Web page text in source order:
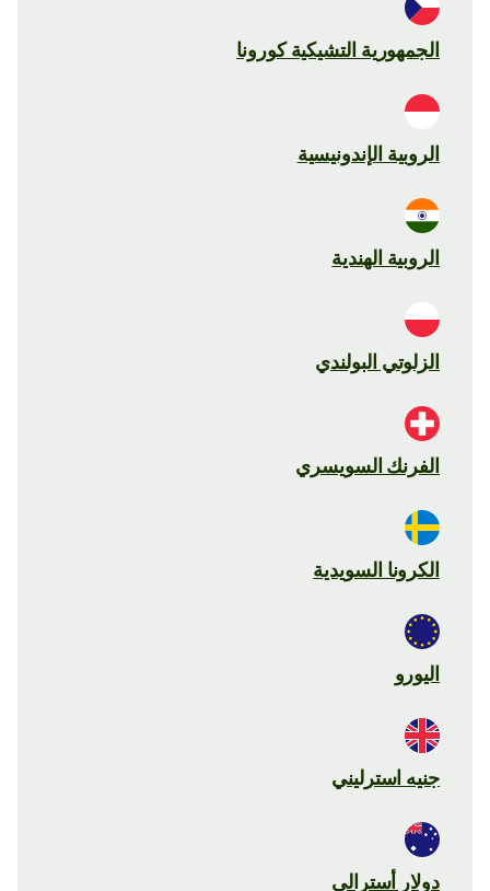
الجمهورية التشيكية كورونا
الروبية الإندونيسية
الروبية الهندية
الزلوتي البولندي
الفرنك السويسري
الكرونا السويدية
اليورو
جنيه استرليني
دولار أسترالي